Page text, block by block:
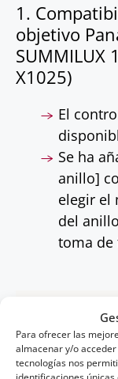
Para ofrecer las
almacenar y/o
tecnologías nos
1.
objetivo
SUMMILUX
X1025)
El
Se ha
anillo]
elegir el
del
toma de
LUMIX. Motion.
a los creadores,
LUMIX